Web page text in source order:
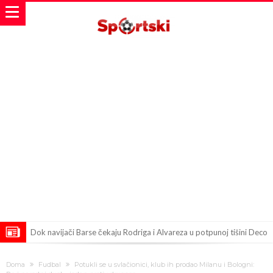
Dok navijači Barse čekaju Rodriga i Alvareza u potpunoj tišini Deco
Doma Fudbal
Potukli se u svlačionici, klub ih prodao Milanu i Bologni: